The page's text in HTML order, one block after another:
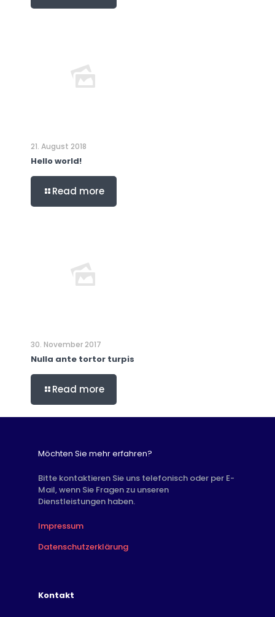
21. August 2018
Hello world!
Read more
30. November 2017
Nulla ante tortor turpis
Read more
Möchten Sie mehr erfahren?
Bitte kontaktieren Sie uns telefonisch oder per E-
Mail, wenn Sie Fragen zu unseren
Dienstleistungen haben.
Impressum
Datenschutzerklärung
Kontakt